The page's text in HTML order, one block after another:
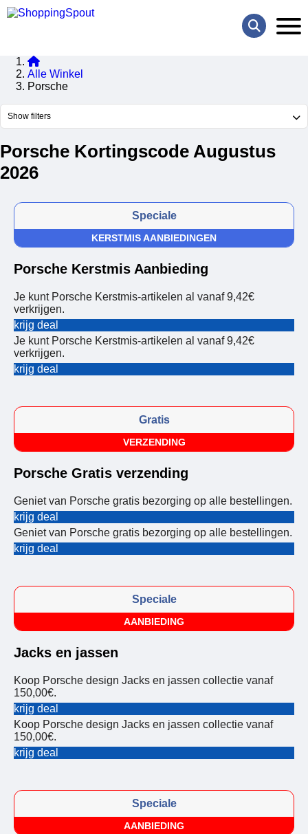
Alle Winkel
Porsche
Show filters
Porsche Kortingscode Augustus
2026
Speciale
KERSTMIS AANBIEDINGEN
Porsche Kerstmis Aanbieding
Je kunt Porsche Kerstmis-artikelen al vanaf 9,42€
verkrijgen.
krijg deal
Je kunt Porsche Kerstmis-artikelen al vanaf 9,42€
verkrijgen.
krijg deal
Gratis
VERZENDING
Porsche Gratis verzending
Geniet van Porsche gratis bezorging op alle bestellingen.
krijg deal
Geniet van Porsche gratis bezorging op alle bestellingen.
krijg deal
Speciale
AANBIEDING
Jacks en jassen
Koop Porsche design Jacks en jassen collectie vanaf
150,00€.
krijg deal
Koop Porsche design Jacks en jassen collectie vanaf
150,00€.
krijg deal
Speciale
AANBIEDING